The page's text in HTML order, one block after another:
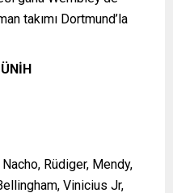
takımı Dortmund’la
Rüdiger, Mendy,
Vinicius Jr,